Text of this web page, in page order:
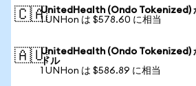
🇨🇦UnitedHealth (Ondo Tokenized)
1 UNHon は $578.60 に相当
🇦🇺UnitedHealth (Ondo Tokenized)
ドル
1 UNHon は $586.89 に相当